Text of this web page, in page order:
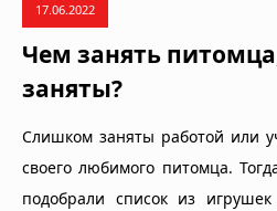
17.06.2022
Чем занять
заняты?
Слишком заняты работой или
своего любимого питомца.
подобрали список из